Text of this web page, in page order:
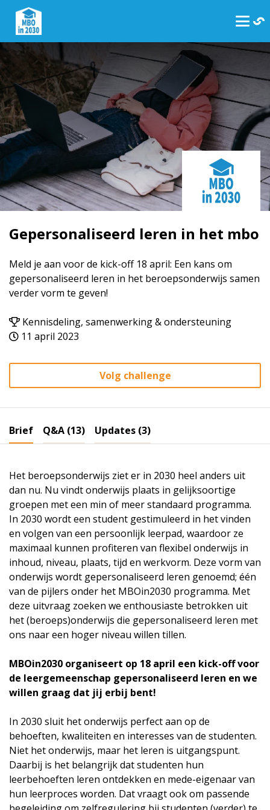
Gepersonaliseerd leren in het mbo
Meld je aan voor de kick-off 18 april: Een kans om
gepersonaliseerd leren in het beroepsonderwijs samen
verder vorm te geven!
Kennisdeling, samenwerking & ondersteuning
11 april 2023
Volg challenge
Brief Q&A (13) Updates (3)
Het beroepsonderwijs ziet er in 2030 heel anders uit
dan nu. Nu vindt onderwijs plaats in gelijksoortige
groepen met een min of meer standaard programma.
In 2030 wordt een student gestimuleerd in het vinden
en volgen van een persoonlijk leerpad, waardoor ze
maximaal kunnen profiteren van flexibel onderwijs in
inhoud, niveau, plaats, tijd en werkvorm. Deze vorm van
onderwijs wordt gepersonaliseerd leren genoemd; één
van de pijlers onder het MBOin2030 programma. Met
deze uitvraag zoeken we enthousiaste betrokken uit
het (beroeps)onderwijs die gepersonaliseerd leren met
ons naar een hoger niveau willen tillen.
MBOin2030 organiseert op 18 april een kick-off voor
de leergemeenschap gepersonaliseerd leren en we
willen graag dat jij erbij bent!
In 2030 sluit het onderwijs perfect aan op de
behoeften, kwaliteiten en interesses van de studenten.
Niet het onderwijs, maar het leren is uitgangspunt.
Daarbij is het belangrijk dat studenten hun
leerbehoeften leren ontdekken en mede-eigenaar van
hun leerproces worden. Dat vraagt ook om passende